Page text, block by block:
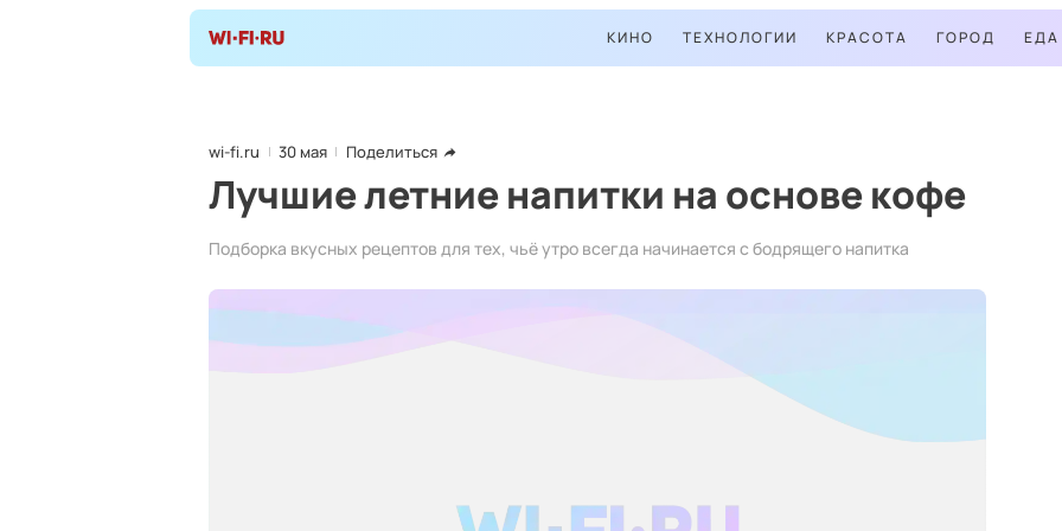
КИНО ТЕХНОЛОГИИ КРАСОТА ГОРОД ЕДА
wi-fi.ru 30 мая Поделиться
Лучшие летние напитки на основе кофе
Подборка вкусных рецептов для тех, чьё утро всегда начинается с бодрящего напитка